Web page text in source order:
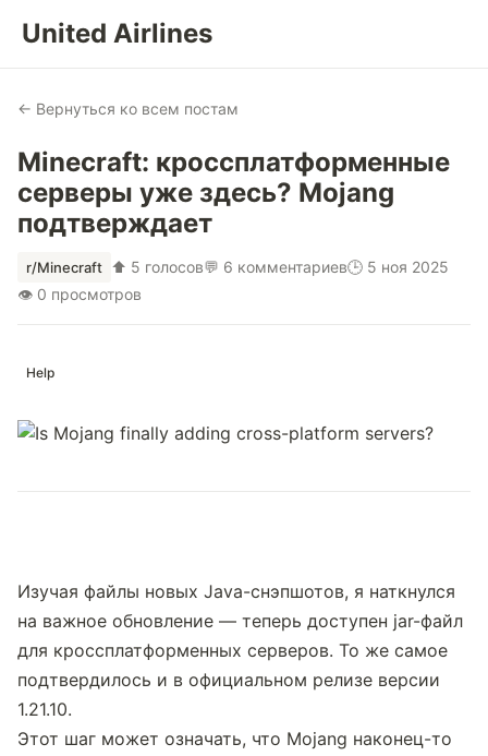
United Airlines
← Вернуться ко всем постам
Minecraft: кроссплатформенные
серверы уже здесь? Mojang
подтверждает
r/Minecraft ⬆ 5 голосов💬 6 комментариев🕒 5 ноя 2025
👁 0 просмотров
Help
Изучая файлы новых Java-снэпшотов, я наткнулся
на важное обновление — теперь доступен jar-файл
для кроссплатформенных серверов. То же самое
подтвердилось и в официальном релизе версии
1.21.10.
Этот шаг может означать, что Mojang наконец-то